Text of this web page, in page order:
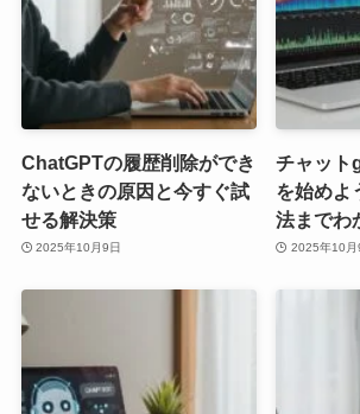
ChatGPTの履歴削除ができ
ないときの原因と今すぐ試
せる解決策
2025年10月9日
チャット
を始めよ
法までわ
2025年10月